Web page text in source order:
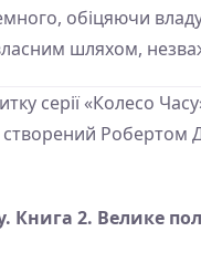
обіцяючи
шляхом,
серії «Колесо
створений
Книга 2. Велике